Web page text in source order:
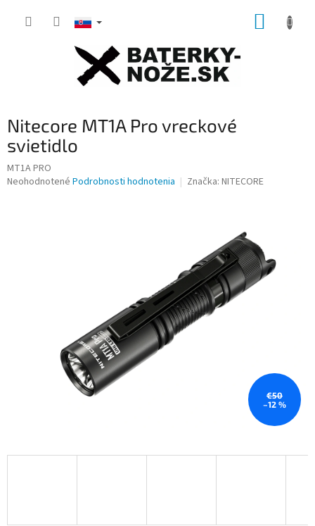
Nitecore MT1A Pro vreckové
svietidlo
MT1A PRO
Priemerné
Neohodnotené Podrobnosti hodnotenia Značka: NITECORE
€50
–12 %